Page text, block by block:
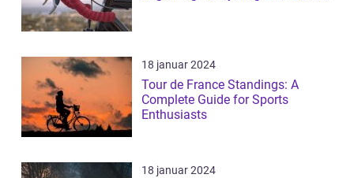
18 januar 2024
Tour de France Standings: A
Complete Guide for Sports
Enthusiasts
18 januar 2024